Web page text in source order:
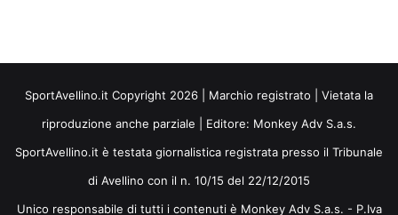
SportAvellino.it Copyright 2026 | Marchio registrato | Vietata la
riproduzione anche parziale | Editore: Monkey Adv S.a.s.
SportAvellino.it è testata giornalistica registrata presso il Tribunale
di Avellino con il n. 10/15 del 22/12/2015
Unico responsabile di tutti i contenuti è Monkey Adv S.a.s. - P.Iva